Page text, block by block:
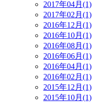
2017年04月(1)
2017年02月(1)
2016年12月(1)
2016年10月(1)
2016年08月(1)
2016年06月(1)
2016年04月(1)
2016年02月(1)
2015年12月(1)
2015年10月(1)